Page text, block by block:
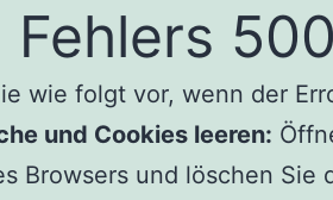
Fehlers 500
wie folgt vor, wenn der
und Cookies leeren:
Browsers und löschen Sie